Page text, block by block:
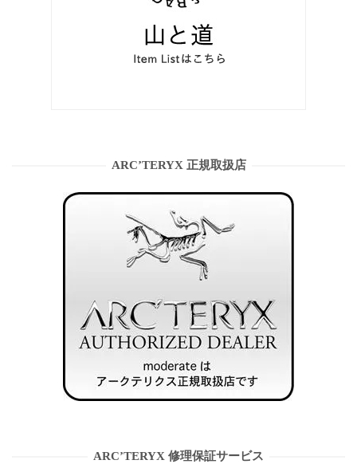
ARC’TERYX 正規取扱店
ARC’TERYX 修理保証サービス